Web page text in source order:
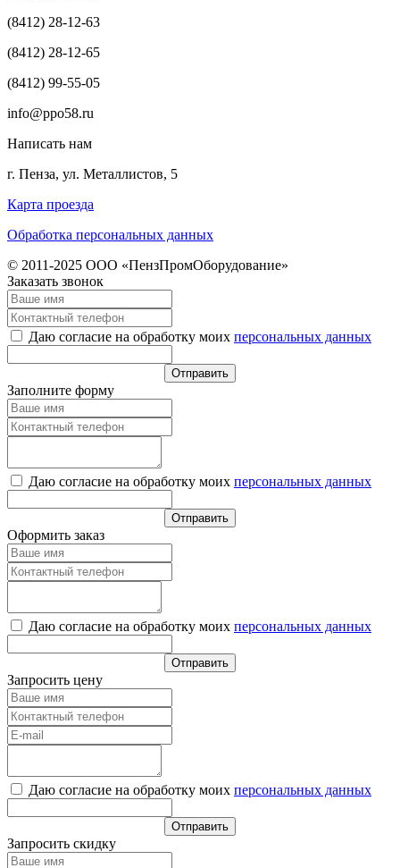
(8412) 28-12-63
(8412) 28-12-65
(8412) 99-55-05
info@ppo58.ru
Написать нам
г. Пенза, ул. Металлистов, 5
Карта проезда
Обработка персональных данных
© 2011-2025 ООО «ПензПромОборудование»
Заказать звонок
Даю согласие на обработку моих персональных данных
Заполните форму
Даю согласие на обработку моих персональных данных
Оформить заказ
Даю согласие на обработку моих персональных данных
Запросить цену
Даю согласие на обработку моих персональных данных
Запросить скидку